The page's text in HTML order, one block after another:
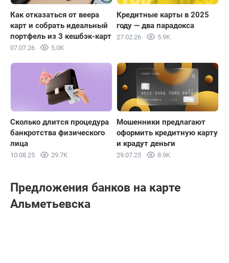
Как отказаться от веера
карт и собрать идеальный
портфель из 3 кешбэк-карт
07.07.26 5.0K
Кредитные карты в 2025
году — два парадокса
27.02.26 5.9K
Сколько длится процедура
банкротства физического
лица
10.08.25 29.7K
Мошенники предлагают
оформить кредитную карту
и крадут деньги
29.07.25 8.9K
Предложения банков на карте
Альметьевска